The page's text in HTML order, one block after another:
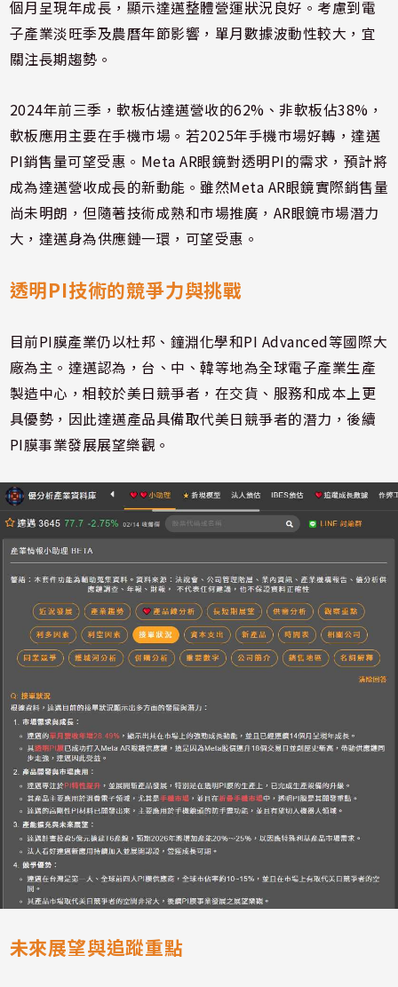
個月呈現年成長，顯示達邁整體營運狀況良好。考慮到電
子產業淡旺季及農曆年節影響，單月數據波動性較大，宜
關注長期趨勢。
2024年前三季，軟板佔達邁營收的62%、非軟板佔38%，
軟板應用主要在手機市場。若2025年手機市場好轉，達邁
PI銷售量可望受惠。Meta AR眼鏡對透明PI的需求，預計將
成為達邁營收成長的新動能。雖然Meta AR眼鏡實際銷售量
尚未明朗，但隨著技術成熟和市場推廣，AR眼鏡市場潛力
大，達邁身為供應鏈一環，可望受惠。
透明PI技術的競爭力與挑戰
目前PI膜產業仍以杜邦、鐘淵化學和PI Advanced等國際大
廠為主。達邁認為，台、中、韓等地為全球電子產業生產
製造中心，相較於美日競爭者，在交貨、服務和成本上更
具優勢，因此達邁產品具備取代美日競爭者的潛力，後續
PI膜事業發展展望樂觀。
未來展望與追蹤重點